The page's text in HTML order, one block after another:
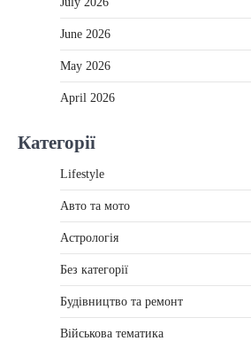
June 2026
May 2026
April 2026
Категорії
Lifestyle
Авто та мото
Астрологія
Без категорії
Будівництво та ремонт
Військова тематика